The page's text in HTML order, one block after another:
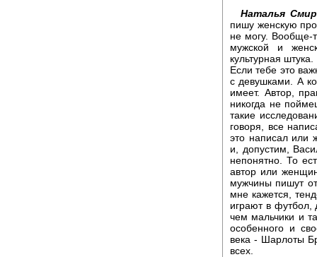
Наталья
пишу женскую
не могу. Вообще-
мужской и
культурная
Если тебе это
с девушками. А
имеет. Автор,
никогда не
такие
говоря, все
это написал или
и, допустим,
непонятно. То
автор или
мужчины пишут
мне кажется,
играют в футбол,
чем мальчики и
особенного и
века - Шарлоты
всех.